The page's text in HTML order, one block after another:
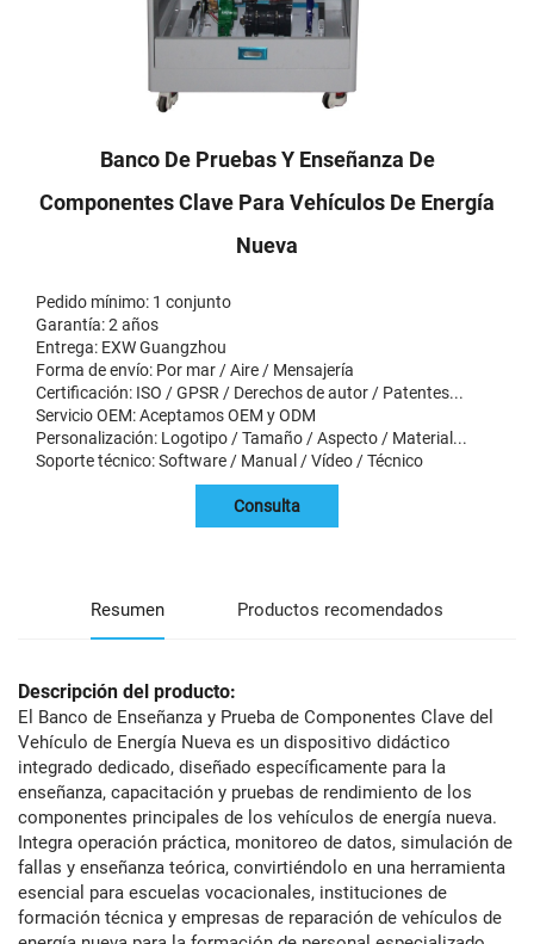
Banco De Pruebas Y Enseñanza De
Componentes Clave Para Vehículos De Energía
Nueva
Pedido mínimo: 1 conjunto
Garantía: 2 años
Entrega: EXW Guangzhou
Forma de envío: Por mar / Aire / Mensajería
Certificación: ISO / GPSR / Derechos de autor / Patentes...
Servicio OEM: Aceptamos OEM y ODM
Personalización: Logotipo / Tamaño / Aspecto / Material...
Soporte técnico: Software / Manual / Vídeo / Técnico
Consulta
Resumen Productos recomendados
Descripción del producto:
El Banco de Enseñanza y Prueba de Componentes Clave del
Vehículo de Energía Nueva es un dispositivo didáctico
integrado dedicado, diseñado específicamente para la
enseñanza, capacitación y pruebas de rendimiento de los
componentes principales de los vehículos de energía nueva.
Integra operación práctica, monitoreo de datos, simulación de
fallas y enseñanza teórica, convirtiéndolo en una herramienta
esencial para escuelas vocacionales, instituciones de
formación técnica y empresas de reparación de vehículos de